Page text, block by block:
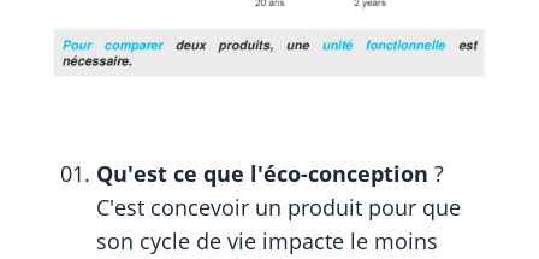
Qu'est ce que l'éco-conception ?
C'est concevoir un produit pour que
son cycle de vie impacte le moins